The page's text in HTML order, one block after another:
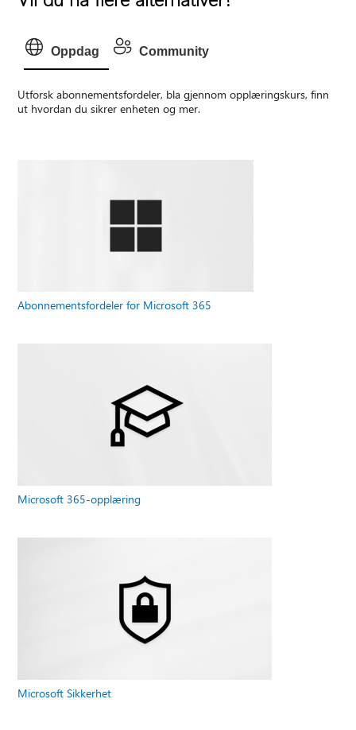
Oppdag Community
Utforsk abonnementsfordeler, bla gjennom opplæringskurs, finn
ut hvordan du sikrer enheten og mer.
Abonnementsfordeler for Microsoft 365
Microsoft 365-opplæring
Microsoft Sikkerhet